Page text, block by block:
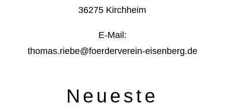
36275 Kirchheim
E-Mail:
thomas.riebe@foerderverein-eisenberg.de
Neueste